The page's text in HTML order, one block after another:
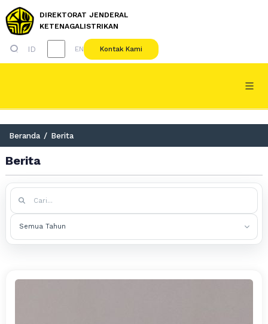
DIREKTORAT JENDERAL
KETENAGALISTRIKAN
ID EN Kontak Kami
Beranda / Berita
Berita